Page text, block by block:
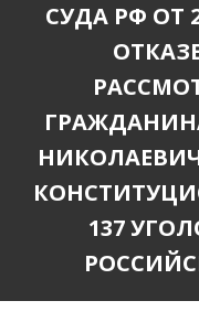
СУДА РФ ОТ
137